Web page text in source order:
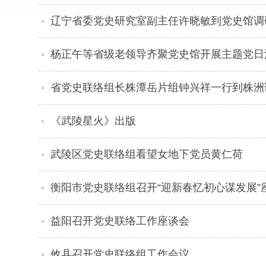
辽宁省委党史研究室副主任许晓敏到党史馆调
杨正午等省级老领导齐聚党史馆开展主题党
省党史联络组长株潭岳片组钟兴祥一行到株
《武陵星火》出版
武陵区党史联络组看望女地下党员黄仁荷
衡阳市党史联络组召开“迎新春忆初心谋发展”
益阳召开党史联络工作座谈会